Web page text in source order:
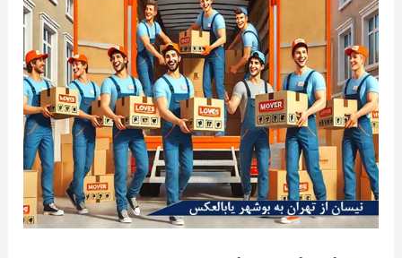
تهران
به
بوشهر
یابالعکس